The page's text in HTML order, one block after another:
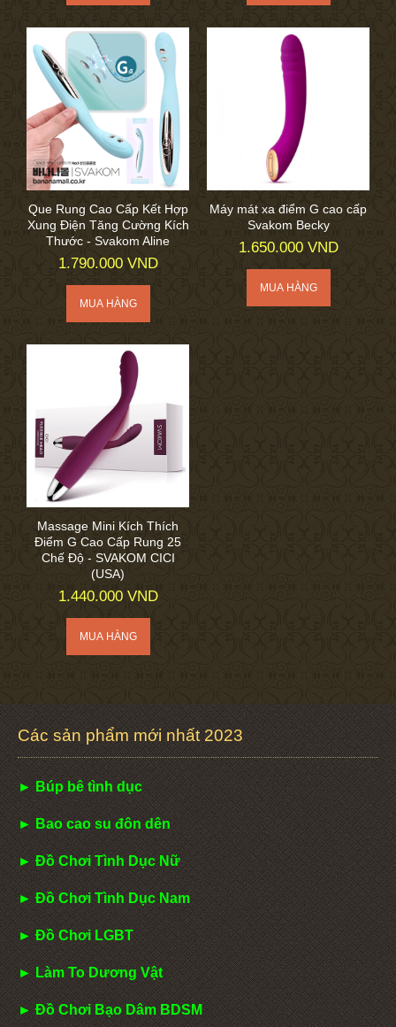
Que Rung Cao Cấp Kết Hợp
Xung Điện Tăng Cường Kích
Thước - Svakom Aline
1.790.000 VND
Máy mát xa điểm G cao cấp
Svakom Becky
1.650.000 VND
Massage Mini Kích Thích
Điểm G Cao Cấp Rung 25
Chế Độ - SVAKOM CICI
(USA)
1.440.000 VND
Các sản phẩm mới nhất 2023
► Búp bê tình dục
► Bao cao su đôn dên
► Đồ Chơi Tình Dục Nữ
► Đồ Chơi Tình Dục Nam
► Đồ Chơi LGBT
► Làm To Dương Vật
► Đồ Chơi Bạo Dâm BDSM